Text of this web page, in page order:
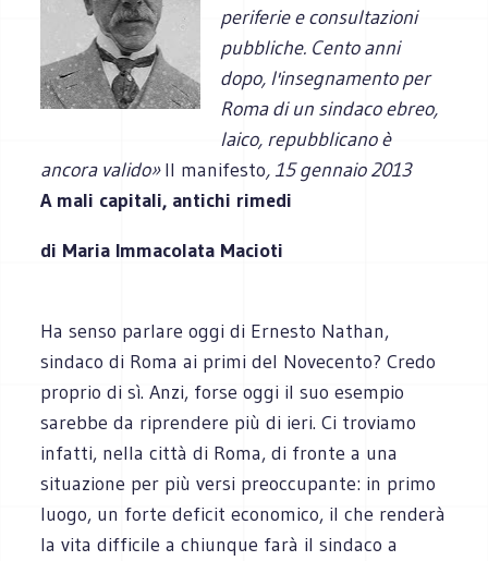
periferie e consultazioni
pubbliche. Cento anni
dopo, l'insegnamento per
Roma di un sindaco ebreo,
laico, repubblicano è
ancora valido»Il manifesto, 15 gennaio 2013
A mali capitali, antichi rimedi
di Maria Immacolata Macioti
Ha senso parlare oggi di Ernesto Nathan,
sindaco di Roma ai primi del Novecento? Credo
proprio di sì. Anzi, forse oggi il suo esempio
sarebbe da riprendere più di ieri. Ci troviamo
infatti, nella città di Roma, di fronte a una
situazione per più versi preoccupante: in primo
luogo, un forte deficit economico, il che renderà
la vita difficile a chiunque farà il sindaco a